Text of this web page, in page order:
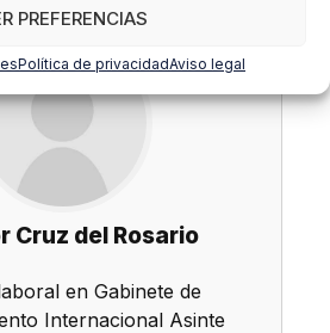
PREFERENCIAS
Política de privacidadAviso legal
Cruz del Rosario
en Gabinete de
Internacional Asinte